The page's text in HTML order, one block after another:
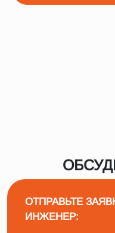
ОТПРАВЬТЕ
ИНЖЕНЕР: